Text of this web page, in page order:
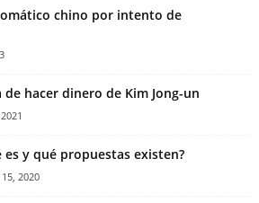
chino por intento de
hacer dinero de Kim Jong-un
es y qué propuestas existen?
2020